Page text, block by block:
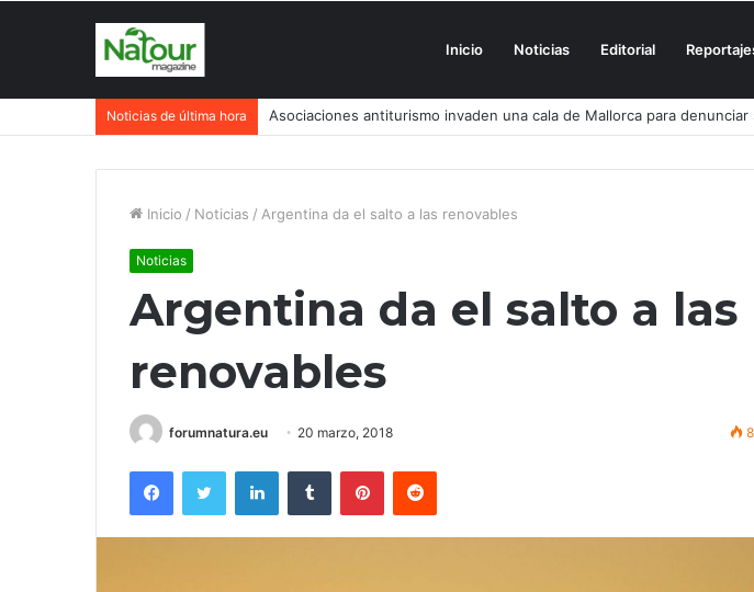
Inicio Noticias Editorial
Noticias de última hora Asociaciones antiturismo invaden una cala de Mallorca para
Inicio / Noticias / Argentina da el salto a las renovables
Noticias
Argentina da el salto a las
renovables
forumnatura.eu 20 marzo, 2018
FacebookTwitter LinkedInTumblr PinterestReddit